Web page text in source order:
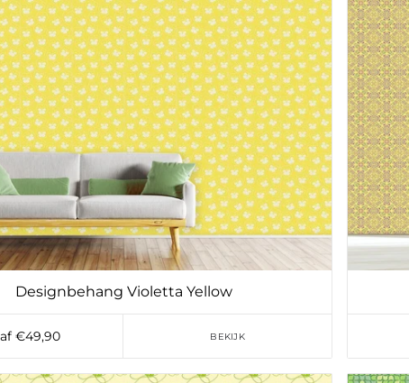
Designbehang Violetta Yellow
€49,90 BEKIJK